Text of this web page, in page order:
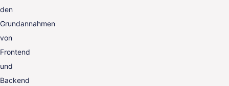
den
Grundannahmen
von
Frontend
und
Backend